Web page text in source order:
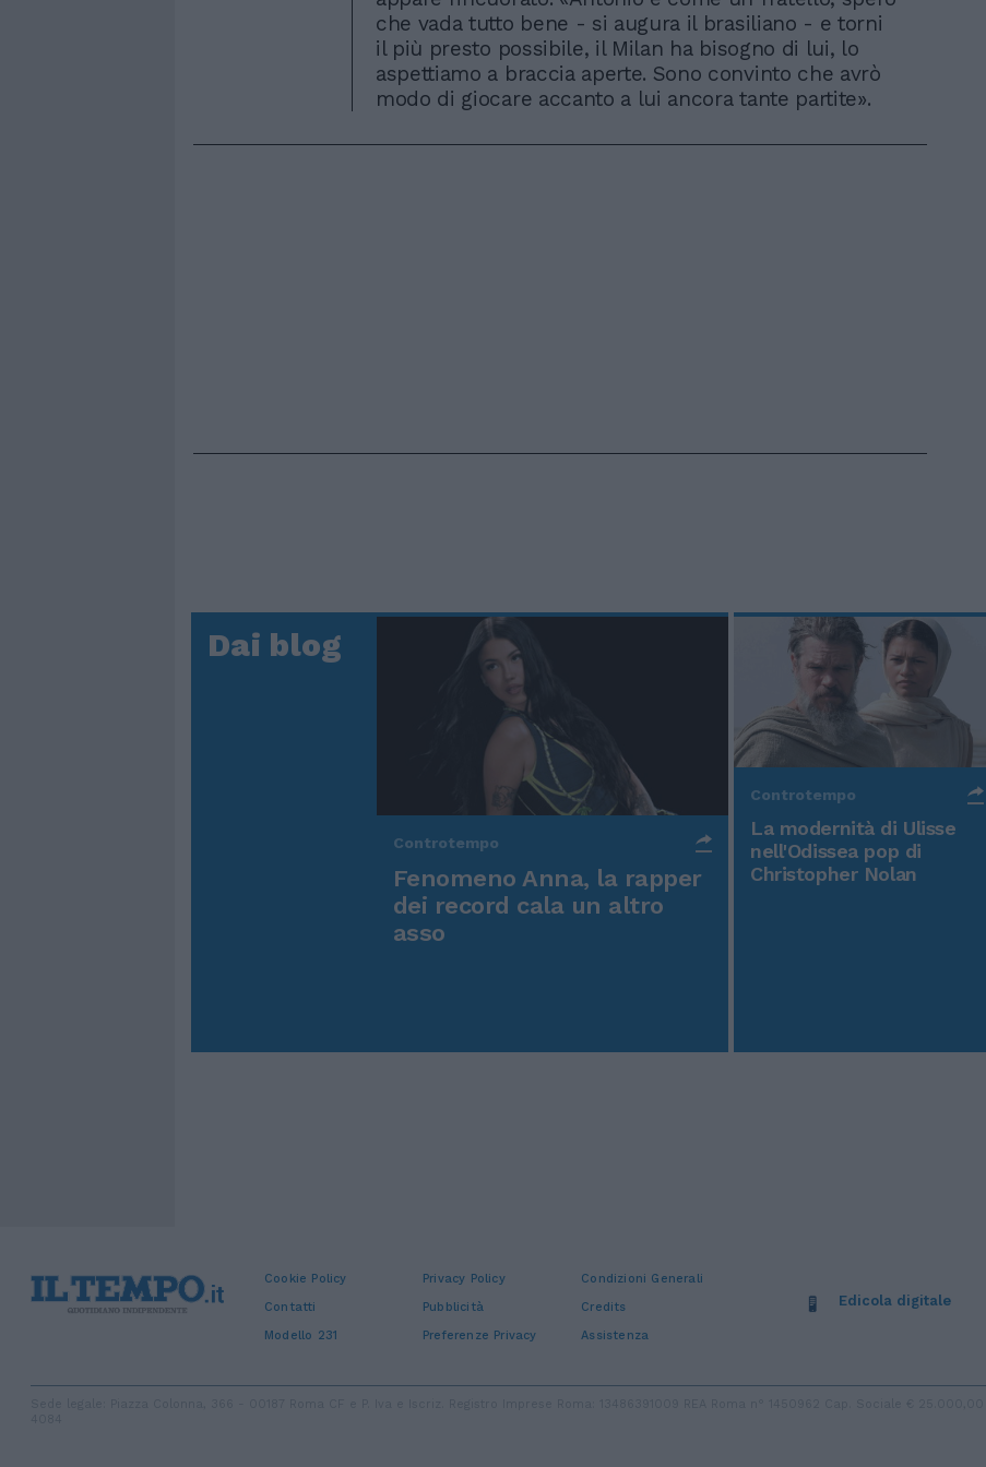
che vada tutto bene - si augura il brasiliano - e torni
il più presto possibile, il Milan ha bisogno di lui, lo
aspettiamo a braccia aperte. Sono convinto che avrò
modo di giocare accanto a lui ancora tante partite».
Dai blog
Controtempo
Fenomeno Anna, la rapper
dei record cala un altro
asso
Controtempo
La modernità di Ulisse
nell'Odissea pop di
Christopher Nolan
Cookie Policy Privacy Policy
Condizioni Generali
Contatti
Pubblicità
Credits
Modello 231
Preferenze Privacy Assistenza
Edicola digitale